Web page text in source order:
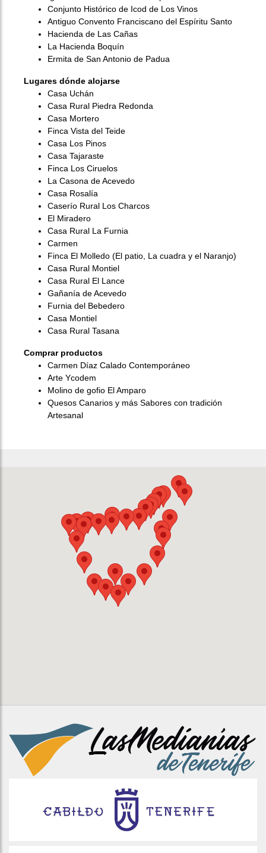
Conjunto Histórico de Icod de Los Vinos
Antiguo Convento Franciscano del Espíritu Santo
Hacienda de Las Cañas
La Hacienda Boquín
Ermita de San Antonio de Padua
Lugares dónde alojarse
Casa Uchán
Casa Rural Piedra Redonda
Casa Mortero
Finca Vista del Teide
Casa Los Pinos
Casa Tajaraste
Finca Los Ciruelos
La Casona de Acevedo
Casa Rosalía
Caserío Rural Los Charcos
El Miradero
Casa Rural La Furnia
Carmen
Finca El Molledo (El patio, La cuadra y el Naranjo)
Casa Rural Montiel
Casa Rural El Lance
Gañanía de Acevedo
Furnia del Bebedero
Casa Montiel
Casa Rural Tasana
Comprar productos
Carmen Díaz Calado Contemporáneo
Arte Ycodem
Molino de gofio El Amparo
Quesos Canarios y más Sabores con tradición
Artesanal